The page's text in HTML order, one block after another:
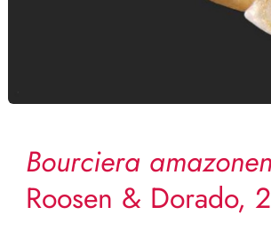
Bourciera
Roosen & Dorado,